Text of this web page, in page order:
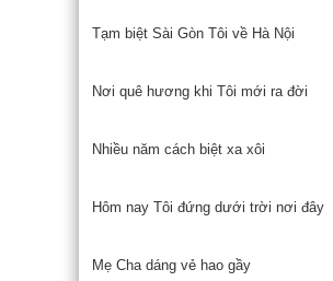
Tạm biệt Sài Gòn Tôi về Hà Nội
Nơi quê hương khi Tôi mới ra đời
Nhiều năm cách biệt xa xôi
Hôm nay Tôi đứng dưới trời nơi đây
Mẹ Cha dáng vẻ hao gầy